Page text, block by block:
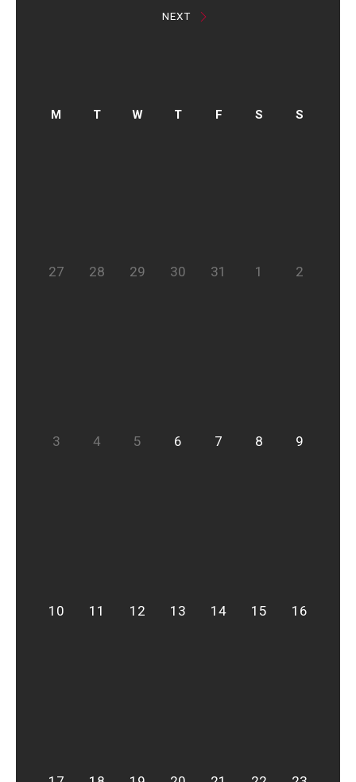
NEXT
27 28 29 30 31 1 2
3 4 5 6 7 8 9
10 11 12 13 14 15 16